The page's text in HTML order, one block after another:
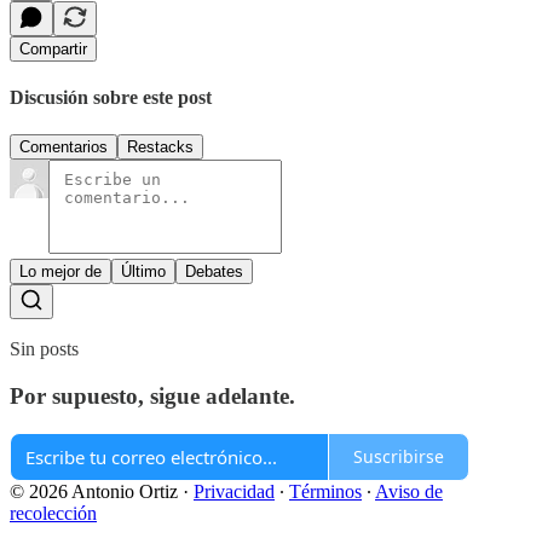
Compartir
Discusión sobre este post
Comentarios Restacks
Lo mejor de Último Debates
Sin posts
Por supuesto, sigue adelante.
Suscribirse
© 2026 Antonio Ortiz · Privacidad ∙ Términos ∙ Aviso de
recolección